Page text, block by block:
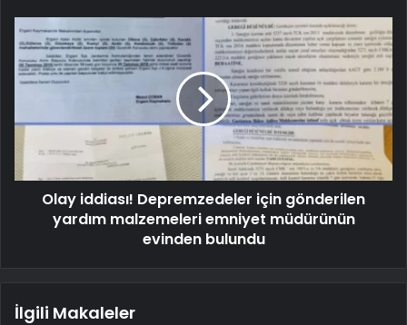
Olay iddiası! Depremzedeler için gönderilen
yardım malzemeleri emniyet müdürünün
evinden bulundu
İlgili Makaleler